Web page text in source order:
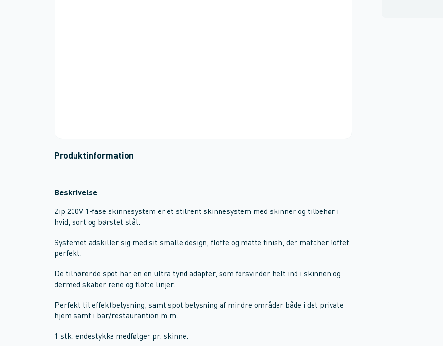
Produktinformation
Beskrivelse
Zip 230V 1-fase skinnesystem er et stilrent skinnesystem med skinner og tilbehør i
hvid, sort og børstet stål.
Systemet adskiller sig med sit smalle design, flotte og matte finish, der matcher loftet
perfekt.
De tilhørende spot har en en ultra tynd adapter, som forsvinder helt ind i skinnen og
dermed skaber rene og flotte linjer.
Perfekt til effektbelysning, samt spot belysning af mindre områder både i det private
hjem samt i bar/restaurantion m.m.
1 stk. endestykke medfølger pr. skinne.